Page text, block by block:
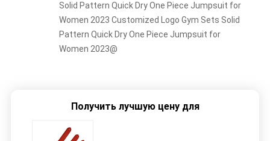
Solid Pattern Quick Dry One Piece Jumpsuit for
Women 2023 Customized Logo Gym Sets Solid
Pattern Quick Dry One Piece Jumpsuit for
Women 2023@
Получить лучшую цену для